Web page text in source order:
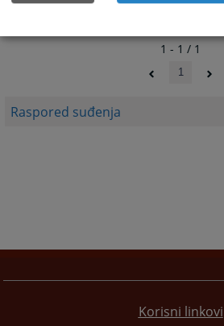
Raspored suđenja
1 - 1 / 1
1
Korisni linkovi